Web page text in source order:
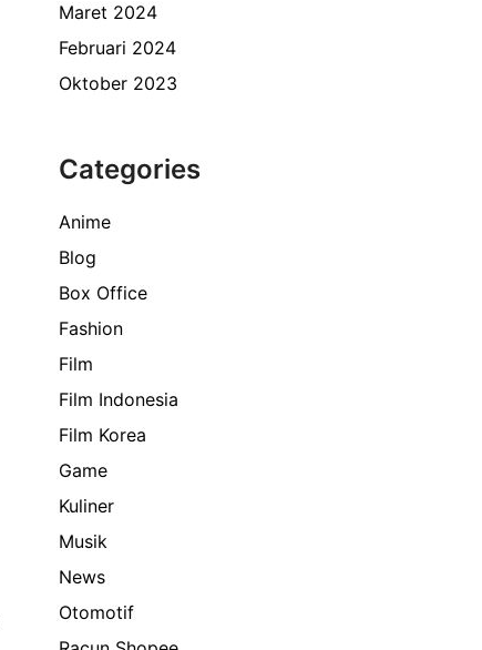
Maret 2024
Februari 2024
Oktober 2023
Categories
Anime
Blog
Box Office
Fashion
Film
Film Indonesia
Film Korea
Game
Kuliner
Musik
News
Otomotif